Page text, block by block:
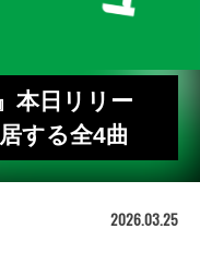
本日リリー
する全4曲
2026.03.25